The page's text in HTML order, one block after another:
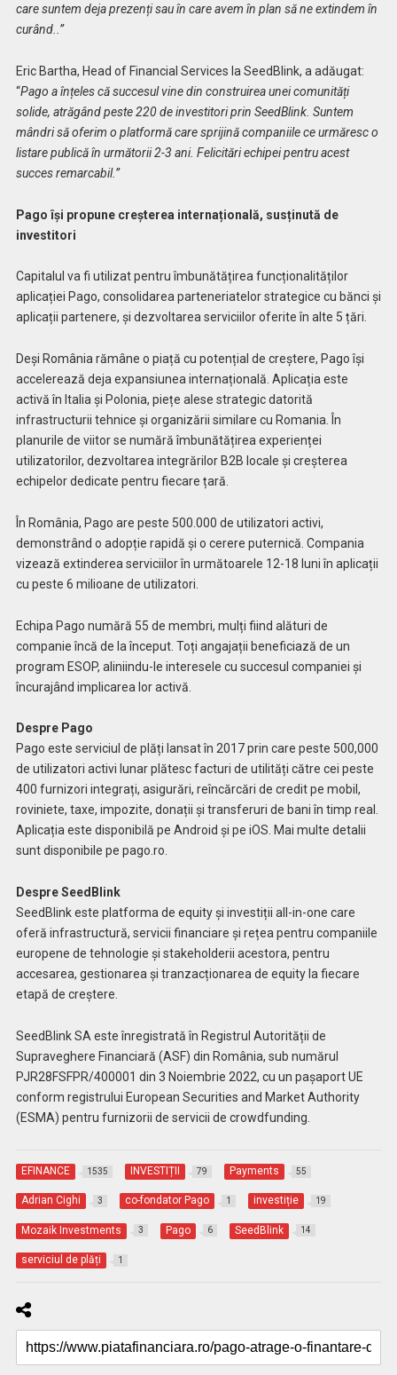
care suntem deja prezenți sau în care avem în plan să ne extindem în
curând..”
Eric Bartha, Head of Financial Services la SeedBlink, a adăugat:
“Pago a înțeles că succesul vine din construirea unei comunități
solide, atrăgând peste 220 de investitori prin SeedBlink. Suntem
mândri să oferim o platformă care sprijină companiile ce urmăresc o
listare publică în următorii 2-3 ani. Felicitări echipei pentru acest
succes remarcabil.”
Pago își propune creșterea internațională, susținută de
investitori
Capitalul va fi utilizat pentru îmbunătățirea funcționalităților
aplicației Pago, consolidarea parteneriatelor strategice cu bănci și
aplicații partenere, și dezvoltarea serviciilor oferite în alte 5 țări.
Deși România rămâne o piață cu potențial de creștere, Pago își
accelerează deja expansiunea internațională. Aplicația este
activă în Italia și Polonia, piețe alese strategic datorită
infrastructurii tehnice și organizării similare cu Romania. În
planurile de viitor se numără îmbunătățirea experienței
utilizatorilor, dezvoltarea integrărilor B2B locale și creșterea
echipelor dedicate pentru fiecare țară.
În România, Pago are peste 500.000 de utilizatori activi,
demonstrând o adopție rapidă și o cerere puternică. Compania
vizează extinderea serviciilor în următoarele 12-18 luni în aplicații
cu peste 6 milioane de utilizatori.
Echipa Pago numără 55 de membri, mulți fiind alături de
companie încă de la început. Toți angajații beneficiază de un
program ESOP, aliniindu-le interesele cu succesul companiei și
încurajând implicarea lor activă.
Despre Pago
Pago este serviciul de plăți lansat în 2017 prin care peste 500,000
de utilizatori activi lunar plătesc facturi de utilități către cei peste
400 furnizori integrați, asigurări, reîncărcări de credit pe mobil,
roviniete, taxe, impozite, donații și transferuri de bani în timp real.
Aplicația este disponibilă pe Android și pe iOS. Mai multe detalii
sunt disponibile pe pago.ro.
Despre SeedBlink
SeedBlink este platforma de equity și investiții all-in-one care
oferă infrastructură, servicii financiare și rețea pentru companiile
europene de tehnologie și stakeholderii acestora, pentru
accesarea, gestionarea și tranzacționarea de equity la fiecare
etapă de creștere.
SeedBlink SA este înregistrată în Registrul Autorității de
Supraveghere Financiară (ASF) din România, sub numărul
PJR28FSFPR/400001 din 3 Noiembrie 2022, cu un pașaport UE
conform registrului European Securities and Market Authority
(ESMA) pentru furnizorii de servicii de crowdfunding.
EFINANCE 1535 INVESTIȚII 79 Payments 55
Adrian Cighi 3 co-fondator Pago 1 investiție 19
Mozaik Investments 3 Pago 6 SeedBlink 14
serviciul de plăți 1